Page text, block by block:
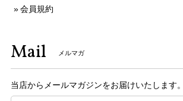
会員規約
Mail メルマガ
当店からメールマガジンをお届けいたします。